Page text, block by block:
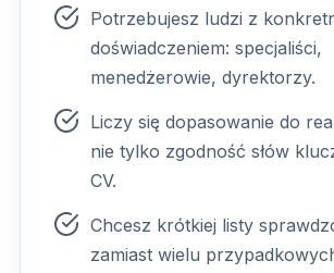
Potrzebujesz ludzi z
doświadczeniem: specjaliści,
menedżerowie, dyrektorzy.
Liczy się dopasowanie do
nie tylko zgodność słów
CV.
Chcesz krótkiej listy
zamiast wielu